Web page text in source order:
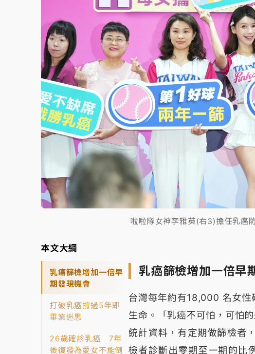
啦啦隊女神李雅英(右3)擔任乳癌
本文大綱
乳癌篩檢增加一倍早
期發現機會
打破乳癌撐過5年即
畢業迷思
26歲確診乳癌 7年
後復發為愛女不能倒
乳癌篩檢增加一倍早
台灣每年約有18,000 名女
生命。「乳癌不可怕，可怕
統計資料，有定期做篩檢者
檢者診斷出零期至一期的比